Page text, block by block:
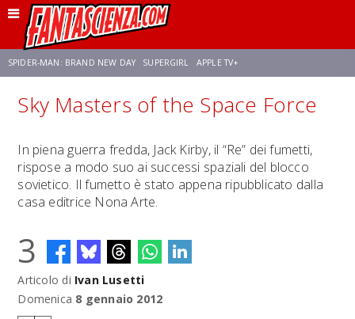
SPIDER-MAN: BRAND NEW DAY SUPERGIRL APPLE TV+
FRANCO RICCIARDIELLO ZENDAYA STAR TREK AVENGERS: DOOMSDAY
NETFLIX SADIE SINK CELIA ROSE GOODING
Sky Masters of the Space Force
In piena guerra fredda, Jack Kirby, il “Re” dei fumetti,
rispose a modo suo ai successi spaziali del blocco
sovietico. Il fumetto è stato appena ripubblicato dalla
casa editrice Nona Arte.
3
Articolo di Ivan Lusetti
Domenica 8 gennaio 2012